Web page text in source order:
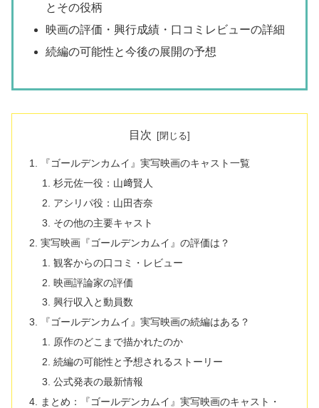
とその役柄
映画の評価・興行成績・口コミレビューの詳細
続編の可能性と今後の展開の予想
目次
『ゴールデンカムイ』実写映画のキャスト一覧
杉元佐一役：山﨑賢人
アシリパ役：山田杏奈
その他の主要キャスト
実写映画『ゴールデンカムイ』の評価は？
観客からの口コミ・レビュー
映画評論家の評価
興行収入と動員数
『ゴールデンカムイ』実写映画の続編はある？
原作のどこまで描かれたのか
続編の可能性と予想されるストーリー
公式発表の最新情報
まとめ：『ゴールデンカムイ』実写映画のキャスト・